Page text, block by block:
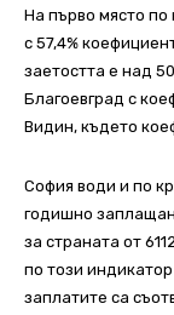
На първо място по
с 57,4%
заетостта е над
Благоевград с
Видин, където
София води и по
годишно
за страната от
по този
заплатите са